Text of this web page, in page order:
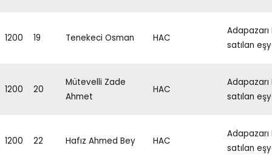
1200 19 Tenekeci Osman HAC
satılan
1200 20
Mütevelli Zade
Ahmet
HAC
satılan
1200 22 Hafız Ahmed Bey HAC
satılan